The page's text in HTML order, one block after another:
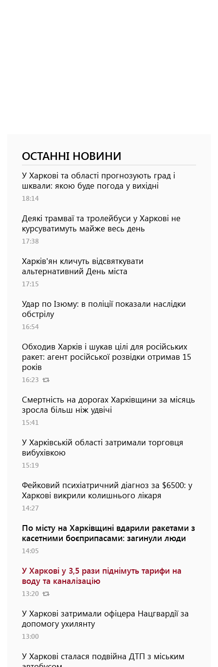
ОСТАННІ НОВИНИ
У Харкові та області прогнозують град і
шквали: якою буде погода у вихідні
18:14
Деякі трамваї та тролейбуси у Харкові не
курсуватимуть майже весь день
17:38
Харків'ян кличуть відсвяткувати
альтернативний День міста
17:15
Удар по Ізюму: в поліції показали наслідки
обстрілу
16:54
Обходив Харків і шукав цілі для російських
ракет: агент російської розвідки отримав 15
років
16:23
Смертність на дорогах Харківщини за місяць
зросла більш ніж удвічі
15:41
У Харківській області затримали торговця
вибухівкою
15:19
Фейковий психіатричний діагноз за $6500: у
Харкові викрили колишнього лікаря
14:27
По місту на Харківщині вдарили ракетами з
касетними боєприпасами: загинули люди
14:05
У Харкові у 3,5 рази піднімуть тарифи на
воду та каналізацію
13:20
У Харкові затримали офіцера Нацгвардії за
допомогу ухилянту
13:00
У Харкові сталася подвійна ДТП з міським